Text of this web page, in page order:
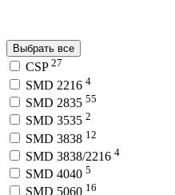
Выбрать все
CSP 27
SMD 2216 4
SMD 2835 55
SMD 3535 2
SMD 3838 12
SMD 3838/2216 4
SMD 4040 5
SMD 5060 16